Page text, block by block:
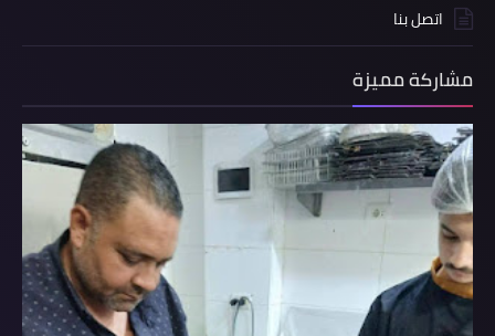
اتصل بنا
مشاركة مميزة